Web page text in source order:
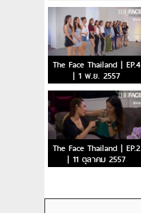
The Face Thailand | EP.4
| 1 พ.ย. 2557
The Face Thailand | EP.2
| 11 ตุลาคม 2557